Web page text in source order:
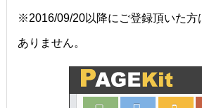
※2016/09/20以降にご登録頂いた方
ありません。